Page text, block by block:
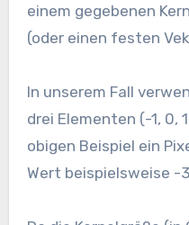
einem gegebenen
(oder einen festen
In unserem Fall
drei Elementen (-1, 0,
obigen Beispiel ein
Wert beispielsweise -